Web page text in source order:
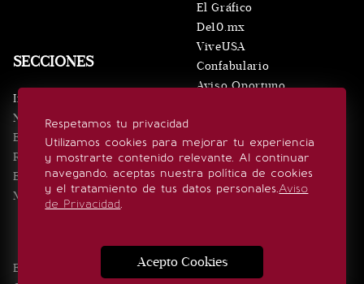
Respetamos tu privacidad
Utilizamos cookies para mejorar tu experiencia
y mostrarte contenido relevante. Al continuar
navegando, aceptas nuestra política de cookies
y el tratamiento de tus datos personales.Aviso
de Privacidad.
Acepto Cookies
SECCIONES
Inicio
Noticias
Eventos
Realeza
Estilo de vida
Minuto x Minuto
El Gráfico
De10.mx
ViveUSA
Confabulario
Aviso Oportuno
SÍGUENOS
Edición Impresa Noticias Quiénes somos